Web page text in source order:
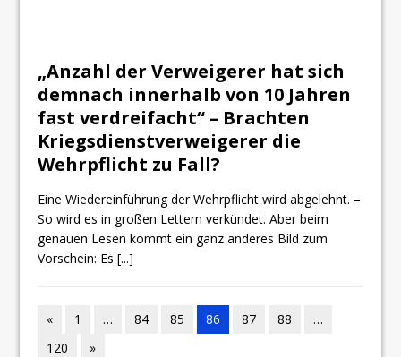
„Anzahl der Verweigerer hat sich
demnach innerhalb von 10 Jahren
fast verdreifacht“ – Brachten
Kriegsdienstverweigerer die
Wehrpflicht zu Fall?
Eine Wiedereinführung der Wehrpflicht wird abgelehnt. –
So wird es in großen Lettern verkündet. Aber beim
genauen Lesen kommt ein ganz anderes Bild zum
Vorschein: Es[...]
« 1 … 84 85 86 87 88
…
120
»